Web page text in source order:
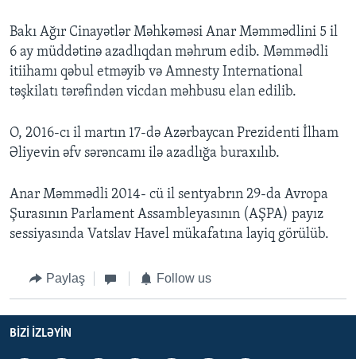
Bakı Ağır Cinayətlər Məhkəməsi Anar Məmmədlini 5 il
6 ay müddətinə azadlıqdan məhrum edib. Məmmədli
itiihamı qəbul etməyib və Amnesty International
təşkilatı tərəfindən vicdan məhbusu elan edilib.
O, 2016-cı il martın 17-də Azərbaycan Prezidenti İlham
Əliyevin əfv sərəncamı ilə azadlığa buraxılıb.
Anar Məmmədli 2014- cü il sentyabrın 29-da Avropa
Şurasının Parlament Assambleyasının (AŞPA) payız
sessiyasında Vatslav Havel mükafatına layiq görülüb.
Paylaş Follow us
BIZI IZLƏYIN